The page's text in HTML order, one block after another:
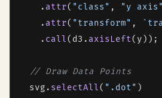
    .
attr( "class" , "y axis"
    .
attr( "transform" ,
    .
call(d3. axisLeft(y));
// Draw Data Points
  svg.
selectAll( ".dot" )